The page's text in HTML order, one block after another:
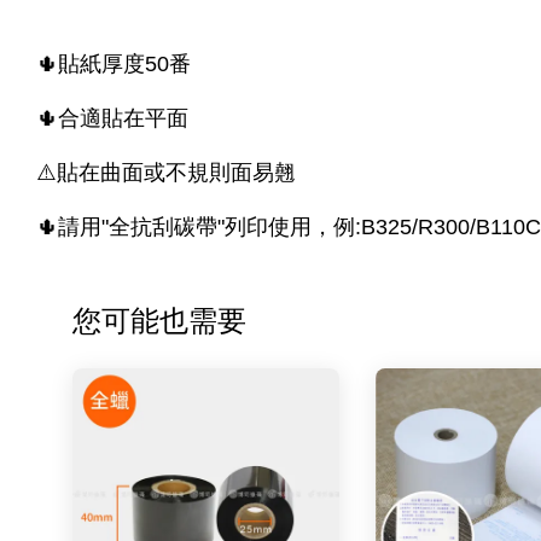
🌵貼紙厚度50番
🌵合適貼在平面
⚠️貼在曲面或不規則面易翹
🌵請用"全抗刮碳帶"列印使用，例:B325/R300/
您可能也需要